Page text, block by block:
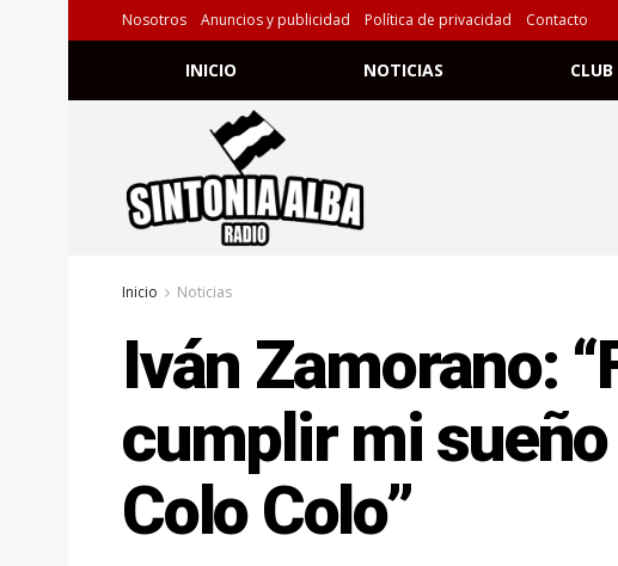
Nosotros Anuncios y publicidad Política de privacidad Contacto
INICIO NOTICIAS
Inicio Noticias
Iván Zamorano:
cumplir mi
Colo Colo”